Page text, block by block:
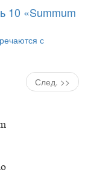
10 «Summum
с
След. >>